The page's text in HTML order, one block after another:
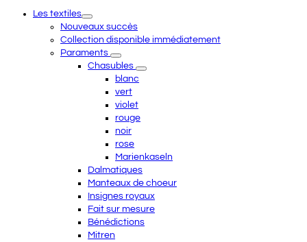
menuLes textiles
Nouveaux succès
Collection disponible immédiatement
Paraments
Chasubles
blanc
vert
violet
rouge
noir
rose
Marienkaseln
Dalmatiques
Manteaux de choeur
Insignes royaux
Fait sur mesure
Bénédictions
Mitren